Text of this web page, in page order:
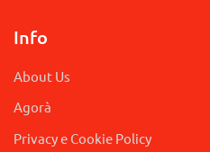
Info
About Us
Agorà
Privacy e Cookie Policy